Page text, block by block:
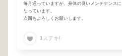
毎月通っていますが、身体の良いメンテナンスに
なっています。
次回もよろしくお願いします。
1 ステキ!